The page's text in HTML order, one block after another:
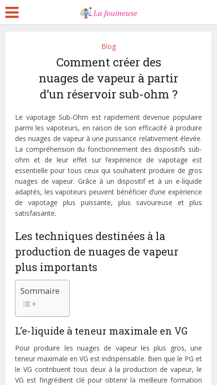
Blog
Comment créer des
nuages de vapeur à partir
d’un réservoir sub-ohm ?
Le vapotage Sub-Ohm est rapidement devenue populaire
parmi les vapoteurs, en raison de son efficacité à produire
des nuages de vapeur à une puissance relativement élevée.
La compréhension du fonctionnement des dispositifs sub-
ohm et de leur effet sur l’expérience de vapotage est
essentielle pour tous ceux qui souhaitent produire de gros
nuages de vapeur. Grâce à un dispositif et à un e-liquide
adaptés, les vapoteurs peuvent bénéficier d’une expérience
de vapotage plus puissante, plus savoureuse et plus
satisfaisante.
Les techniques destinées à la
production de nuages de vapeur
plus importants
Sommaire
L’e-liquide à teneur maximale en VG
Pour produire les nuages de vapeur les plus gros, une
teneur maximale en VG est indispensable. Bien que le PG et
le VG contribuent tous deux à la production de vapeur, le
VG est l’ingrédient clé pour obtenir la meilleure formation